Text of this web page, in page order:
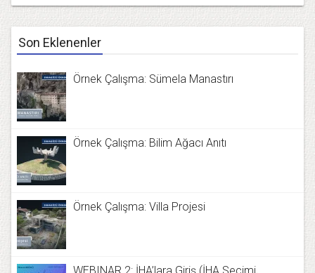
Son Eklenenler
Örnek Çalışma: Sümela Manastırı
Örnek Çalışma: Bilim Ağacı Anıtı
Örnek Çalışma: Villa Projesi